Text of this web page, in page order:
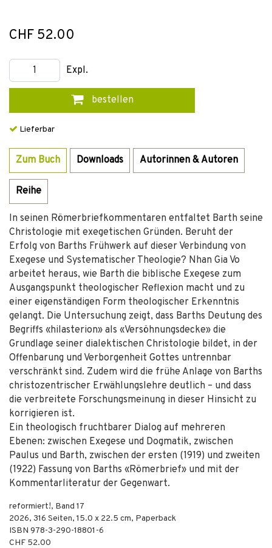
CHF 52.00
Expl.
bestellen
Lieferbar
Zum Buch Downloads Autorinnen & Autoren
Reihe
In seinen Römerbriefkommentaren entfaltet Barth seine
Christologie mit exegetischen Gründen. Beruht der
Erfolg von Barths Frühwerk auf dieser Verbindung von
Exegese und Systematischer Theologie? Nhan Gia Vo
arbeitet heraus, wie Barth die biblische Exegese zum
Ausgangspunkt theologischer Reflexion macht und zu
einer eigenständigen Form theologischer Erkenntnis
gelangt. Die Untersuchung zeigt, dass Barths Deutung des
Begriffs «hilasterion» als «Versöhnungsdecke» die
Grundlage seiner dialektischen Christologie bildet, in der
Offenbarung und Verborgenheit Gottes untrennbar
verschränkt sind. Zudem wird die frühe Anlage von Barths
christozentrischer Erwählungslehre deutlich – und dass
die verbreitete Forschungsmeinung in dieser Hinsicht zu
korrigieren ist.
Ein theologisch fruchtbarer Dialog auf mehreren
Ebenen: zwischen Exegese und Dogmatik, zwischen
Paulus und Barth, zwischen der ersten (1919) und zweiten
(1922) Fassung von Barths «Römerbrief» und mit der
Kommentarliteratur der Gegenwart.
reformiert!, Band 17
2026, 316 Seiten, 15.0 x 22.5 cm, Paperback
ISBN 978-3-290-18801-6
CHF 52.00